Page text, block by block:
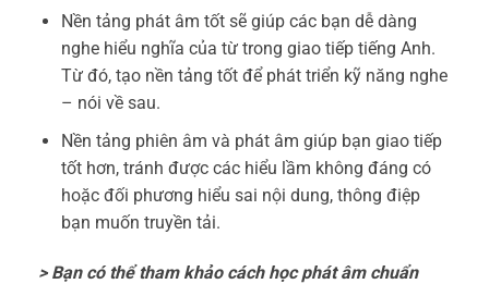
Nền tảng phát âm tốt sẽ giúp các bạn dễ dàng
nghe hiểu nghĩa của từ trong giao tiếp tiếng Anh.
Từ đó, tạo nền tảng tốt để phát triển kỹ năng nghe
– nói về sau.
Nền tảng phiên âm và phát âm giúp bạn giao tiếp
tốt hơn, tránh được các hiểu lầm không đáng có
hoặc đối phương hiểu sai nội dung, thông điệp
bạn muốn truyền tải.
> Bạn có thể tham khảo cách học phát âm chuẩn